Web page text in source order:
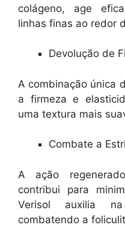
colágeno, age
linhas finas ao redor
Devolução de
A combinação única
a firmeza e
uma textura mais
Combate a
A ação
contribui para
Verisol auxilia
combatendo a